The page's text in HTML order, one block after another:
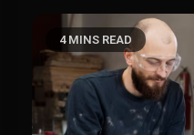
4 MINS READ